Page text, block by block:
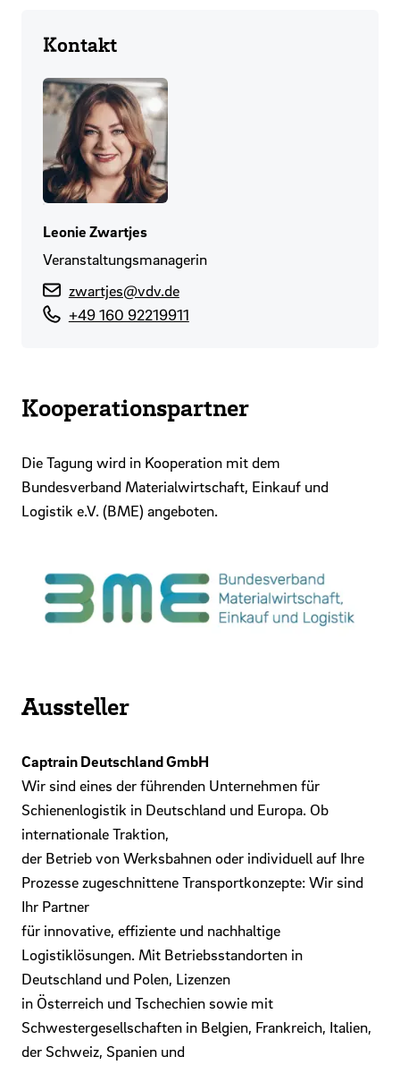
Kontakt
Leonie Zwartjes
Veranstaltungsmanagerin
zwartjes@vdv.de
+49 160 92219911
Kooperationspartner
Die Tagung wird in Kooperation mit dem
Bundesverband Materialwirtschaft, Einkauf und
Logistik e.V. (BME) angeboten.
Aussteller
Captrain Deutschland GmbH
Wir sind eines der führenden Unternehmen für
Schienenlogistik in Deutschland und Europa. Ob
internationale Traktion,
der Betrieb von Werksbahnen oder individuell auf Ihre
Prozesse zugeschnittene Transportkonzepte: Wir sind
Ihr Partner
für innovative, effiziente und nachhaltige
Logistiklösungen. Mit Betriebsstandorten in
Deutschland und Polen, Lizenzen
in Österreich und Tschechien sowie mit
Schwestergesellschaften in Belgien, Frankreich, Italien,
der Schweiz, Spanien und